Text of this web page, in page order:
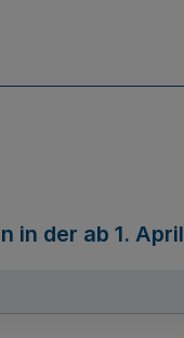
in der ab 1. April